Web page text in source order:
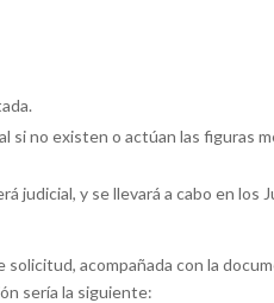
si no existen o actúan las figuras
judicial, y se llevará a cabo en
solicitud, acompañada con la
sería la siguiente: